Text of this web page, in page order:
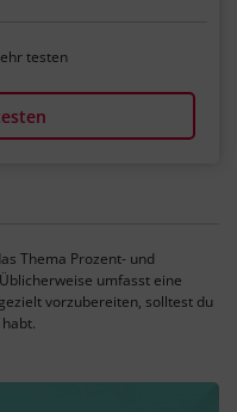
testen
Thema Prozent- und
umfasst eine
vorzubereiten, solltest du